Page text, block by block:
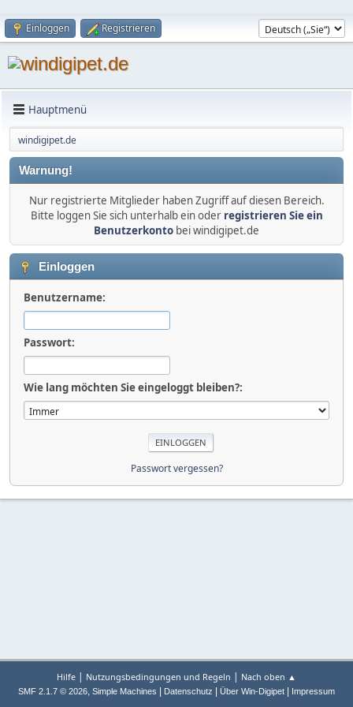
Einloggen Registrieren
Hauptmenü
windigipet.de
Warnung!
Nur registrierte Mitglieder haben Zugriff auf diesen Bereich.
Bitte loggen Sie sich unterhalb ein oder registrieren Sie ein
Benutzerkonto bei windigipet.de
Einloggen
Benutzername:
Passwort:
Wie lang möchten Sie eingeloggt bleiben?:
Passwort vergessen?
Hilfe | Nutzungsbedingungen und Regeln | Nach oben ▲
SMF 2.1.7 © 2026, Simple Machines Datenschutz Über Win-Digipet Impressum